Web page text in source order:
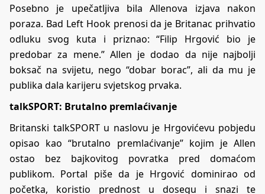
Posebno je upečatljiva bila Allenova izjava nakon
poraza. Bad Left Hook prenosi da je Britanac prihvatio
odluku svog kuta i priznao: “Filip Hrgović bio je
predobar za mene.” Allen je dodao da nije najbolji
boksač na svijetu, nego “dobar borac”, ali da mu je
publika dala karijeru svjetskog prvaka.
talkSPORT: Brutalno premlaćivanje
Britanski talkSPORT u naslovu je Hrgovićevu pobjedu
opisao kao “brutalno premlaćivanje” kojim je Allen
ostao bez bajkovitog povratka pred domaćom
publikom. Portal piše da je Hrgović dominirao od
početka, koristio prednost u dosegu i snazi te